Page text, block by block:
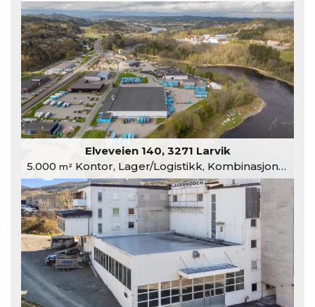
Elveveien 140, 3271 Larvik
5.000 m²Kontor, Lager/Logistikk, Kombinasjonslokaler